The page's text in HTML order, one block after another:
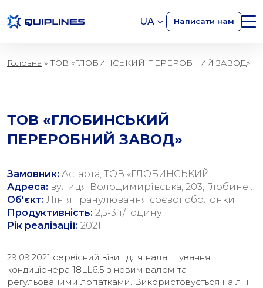
UA Написати нам
Головна » ТОВ «ГЛОБИНСЬКИЙ ПЕРЕРОБНИЙ ЗАВОД»
ТОВ «ГЛОБИНСЬКИЙ
ПЕРЕРОБНИЙ ЗАВОД»
Замовник: Астарта, ТОВ «ГЛОБИНСЬКИЙ
ПЕРЕРОБНИЙ ЗАВОД»
Адреса: вулиця Володимирівська, 203, Глобине,
Полтавська область
Об'єкт: Лінія гранулювання соєвої оболонки
Продуктивність: 2,5-3 т/годину
Рік реалізації: 2021
29.09.2021 сервісний візит для налаштування
кондиціонера 18LL6.5 з новим валом та
регульованими лопатками. Використовується на лінії